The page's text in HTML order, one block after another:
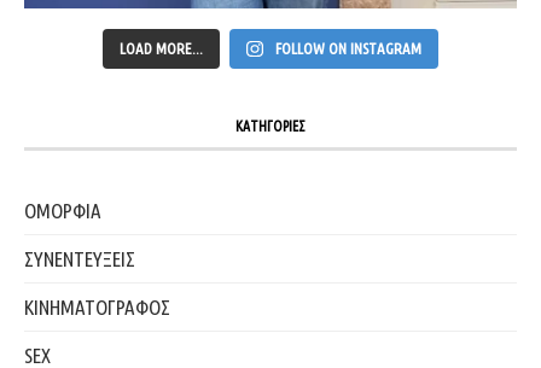
LOAD MORE... FOLLOW ON INSTAGRAM
ΚΑΤΗΓΟΡΙΕΣ
ΟΜΟΡΦΙΑ
ΣΥΝΕΝΤΕΥΞΕΙΣ
ΚΙΝΗΜΑΤΟΓΡΑΦΟΣ
SEX